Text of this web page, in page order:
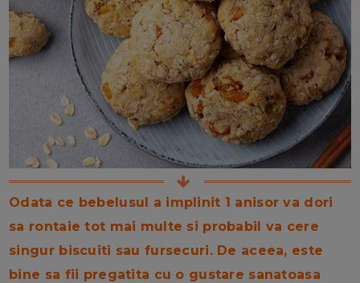
Odata ce bebelusul a implinit 1 anisor va dori
sa rontaie tot mai multe si probabil va cere
singur biscuiti sau fursecuri. De aceea, este
bine sa fii pregatita cu o gustare sanatoasa